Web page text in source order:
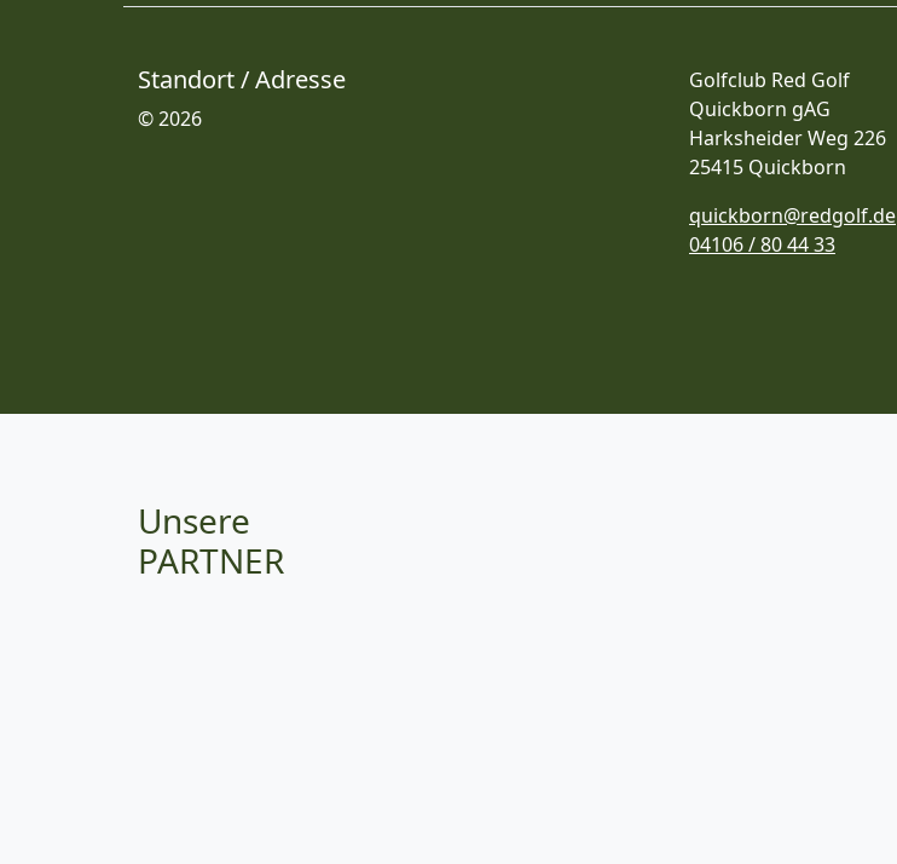
Standort / Adresse
© 2026
Golfclub Red Golf
Quickborn gAG
Harksheider Weg 226
25415 Quickborn
quickborn@redgolf.de
04106 / 80 44 33
Unsere
PARTNER